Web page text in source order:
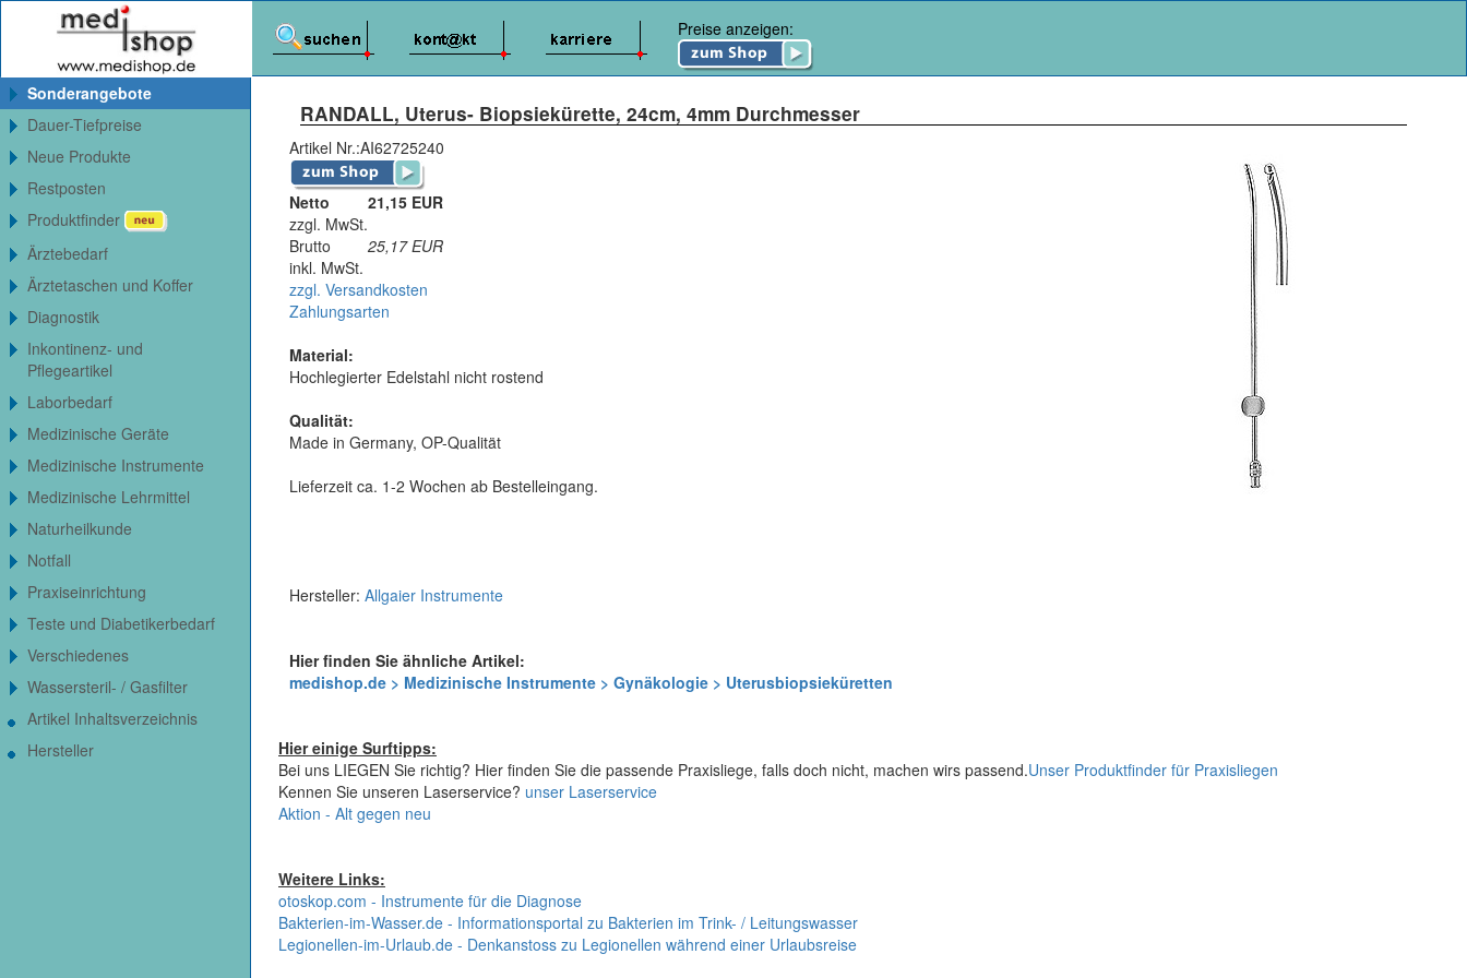
Preise anzeigen:
RANDALL, Uterus- Biopsiekürette, 24cm, 4mm Durchmesser
Artikel Nr.:AI62725240
Netto
21,15 EUR
zzgl. MwSt.
Brutto
25,17 EUR
inkl. MwSt.
zzgl. Versandkosten
Zahlungsarten
Material:
Hochlegierter Edelstahl nicht rostend
Qualität:
Made in Germany, OP-Qualität
Lieferzeit ca. 1-2 Wochen ab Bestelleingang.
Hersteller: Allgaier Instrumente
Hier finden Sie ähnliche Artikel:
medishop.de > Medizinische Instrumente > Gynäkologie > Uterusbiopsieküretten
Hier einige Surftipps:
Bei uns LIEGEN Sie richtig? Hier finden Sie die passende Praxisliege, falls doch nicht, machen wirs passend.Unser Produktfinder für Praxisliegen
Kennen Sie unseren Laserservice? unser Laserservice
Aktion - Alt gegen neu
Weitere Links:
otoskop.com - Instrumente für die Diagnose
Bakterien-im-Wasser.de - Informationsportal zu Bakterien im Trink- / Leitungswasser
Legionellen-im-Urlaub.de - Denkanstoss zu Legionellen während einer Urlaubsreise
Sonderangebote
Dauer-Tiefpreise
Neue Produkte
Restposten
Produktfinder
Ärztebedarf
Ärztetaschen und Koffer
Diagnostik
Inkontinenz- und
Pflegeartikel
Laborbedarf
Medizinische Geräte
Medizinische Instrumente
Medizinische Lehrmittel
Naturheilkunde
Notfall
Praxiseinrichtung
Teste und Diabetikerbedarf
Verschiedenes
Wassersteril- / Gasfilter
Artikel Inhaltsverzeichnis
Hersteller